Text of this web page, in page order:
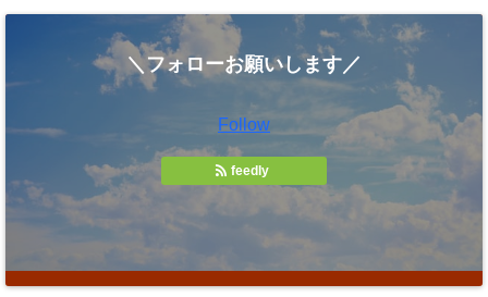
＼フォローお願いします／
Follow
feedly